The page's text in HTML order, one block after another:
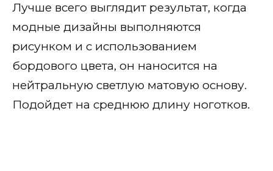
Лучше всего выглядит результат, когда
модные дизайны выполняются
рисунком и с использованием
бордового цвета, он наносится на
нейтральную светлую матовую основу.
Подойдет на среднюю длину ноготков.